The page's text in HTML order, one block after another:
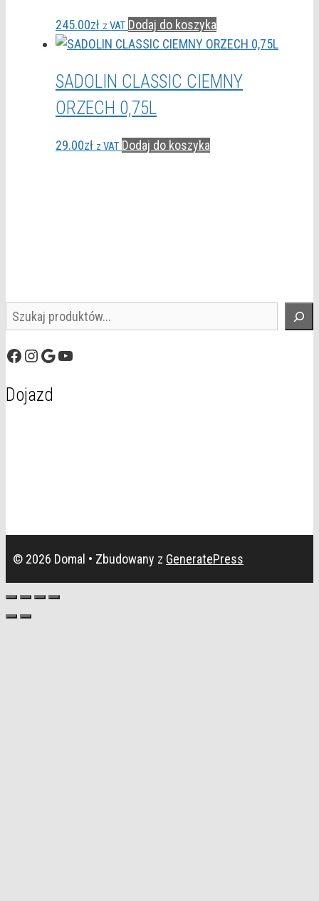
245.00zł z VAT Dodaj do koszyka
SADOLIN CLASSIC CIEMNY
ORZECH 0,75L
29.00zł z VAT Dodaj do koszyka
Szukaj
Facebook
Instagram
GoogleYouTube
Dojazd
© 2026 Domal • Zbudowany z GeneratePress